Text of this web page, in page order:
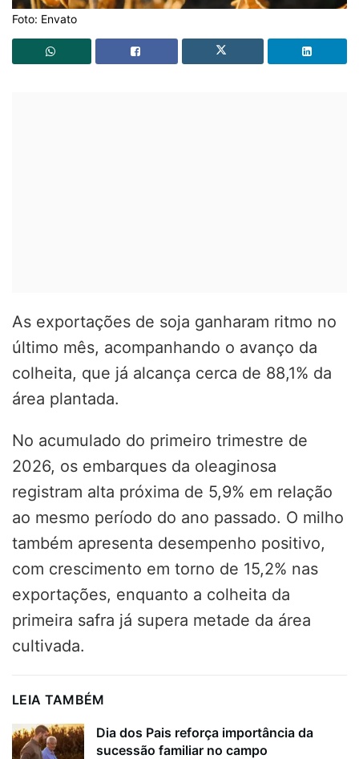
Foto: Envato
As exportações de soja ganharam ritmo no
último mês, acompanhando o avanço da
colheita, que já alcança cerca de 88,1% da
área plantada.
No acumulado do primeiro trimestre de
2026, os embarques da oleaginosa
registram alta próxima de 5,9% em relação
ao mesmo período do ano passado. O milho
também apresenta desempenho positivo,
com crescimento em torno de 15,2% nas
exportações, enquanto a colheita da
primeira safra já supera metade da área
cultivada.
LEIA TAMBÉM
Dia dos Pais reforça importância da
sucessão familiar no campo